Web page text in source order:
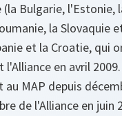
(la Bulgarie, l'Estonie,
la Slovaquie
et la Croatie, qui
en avril
MAP depuis
de l'Alliance en juin